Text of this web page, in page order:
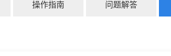
操作指南 问题解答